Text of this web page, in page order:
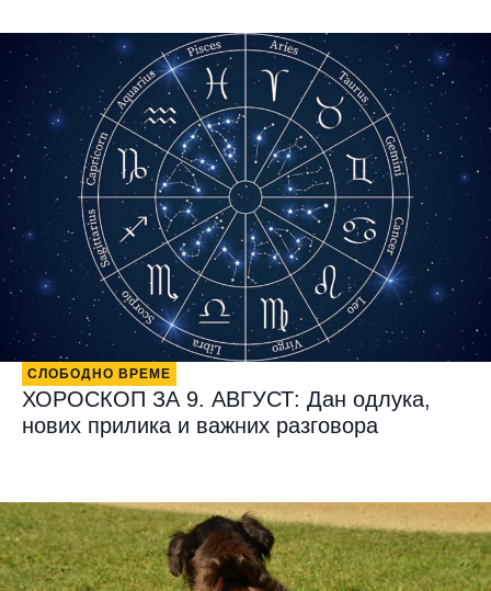
СЛОБОДНО ВРЕМЕ
ХОРОСКОП ЗА 9. АВГУСТ: Дан одлука,
нових прилика и важних разговора